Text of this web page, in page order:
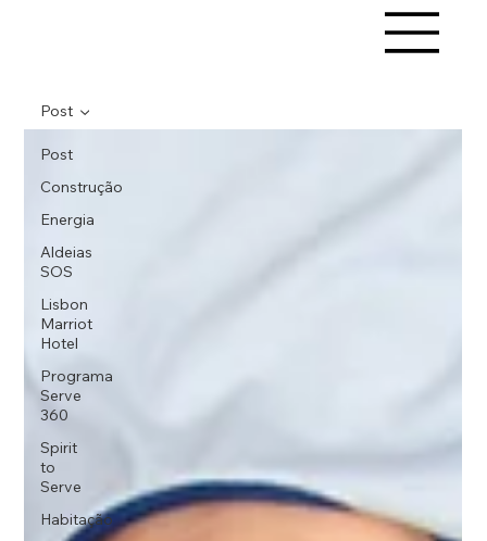
Post
Construção
Energia
Aldeias
SOS
Lisbon
Marriot
Hotel
Programa
Serve
360
Spirit
to
Serve
Habitação
Post